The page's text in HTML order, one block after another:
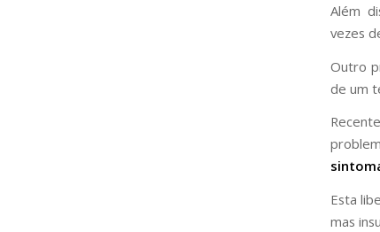
Além
vezes
Outro
de um
Esta
mas